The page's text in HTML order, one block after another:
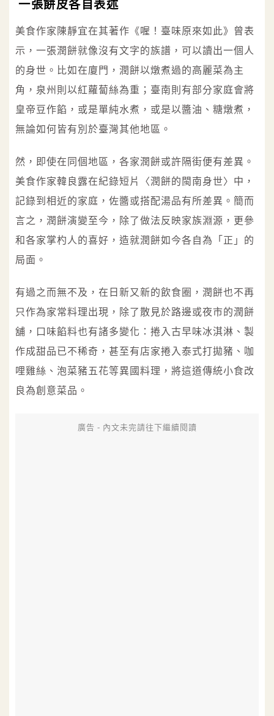
一張餅皮各自表述
美食作家陳靜宜在其著作《喔！臺味原來如此》曾表
示，一張潤餅就像沒有文字的族譜，可以讀出一個人
的身世。比如在廈門，潤餅以燉煮過的高麗菜為主
角，泉州則以紅蘿蔔絲為重；臺南則有部分家庭會將
皇帝豆作餡，或是單純水煮，或是以醬油、糖燉煮，
無論如何皆有別於臺灣其他地區。
然，即使在同個地區，各家潤餅或許隔街便有差異。
美食作家韓良露在紀錄短片〈潤餅的閩南身世〉中，
記錄到相近的家庭，佐醬或搭配湯品有所差異。簡而
言之，潤餅演變至今，除了做法反映家族淵源，更參
和各家掌杓人的喜好，造就潤餅如今各自為「正」的
局面。
有過之而無不及，在日新又新的飲食圈，潤餅也不再
只作為家常料理出現，除了散見於路邊或夜市的潤餅
舖，口味餡料也有諸多變化：捲入古早味冰淇淋、製
作成甜品已不稀奇，甚至有店家捲入泰式打拋豬、咖
哩雞絲、泡菜豬五花等異國料理，將這道傳統小食改
良為創意菜品。
廣告 - 內文未完請往下繼續閱讀